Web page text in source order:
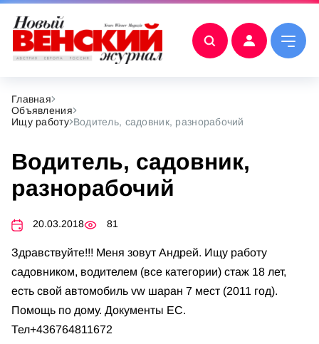
Главная
Объявления
Ищу работу Водитель, садовник, разнорабочий
Водитель, садовник,
разнорабочий
20.03.2018 81
Здравствуйте!!! Меня зовут Андрей. Ищу работу
садовником, водителем (все категории) стаж 18 лет,
есть свой автомобиль vw шаран 7 мест (2011 год).
Помощь по дому. Документы ЕС.
Тел+436764811672